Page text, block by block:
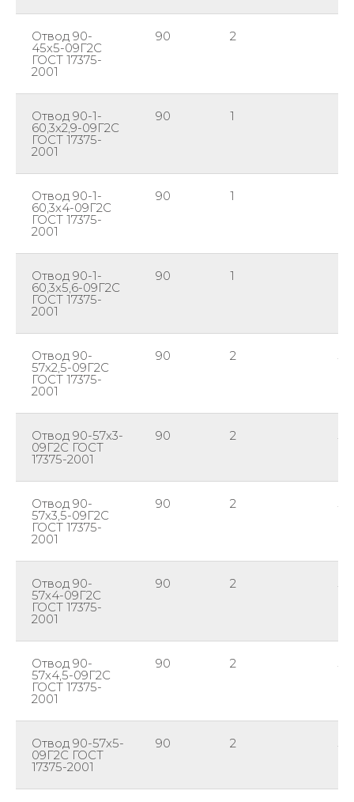
Отвод 90-
45х5-09Г2С
ГОСТ 17375-
2001
90 2
Отвод 90-1-
60,3х2,9-09Г2С
ГОСТ 17375-
2001
90 1
Отвод 90-1-
60,3х4-09Г2С
ГОСТ 17375-
2001
90 1
Отвод 90-1-
60,3х5,6-09Г2С
ГОСТ 17375-
2001
90 1
Отвод 90-
57х2,5-09Г2С
ГОСТ 17375-
2001
90 2 57
Отвод 90-57х3-
09Г2С ГОСТ
17375-2001
90 2 57
Отвод 90-
57х3,5-09Г2С
ГОСТ 17375-
2001
90 2 57
Отвод 90-
57х4-09Г2С
ГОСТ 17375-
2001
90 2 57
Отвод 90-
57х4,5-09Г2С
ГОСТ 17375-
2001
90 2 57
Отвод 90-57х5-
09Г2С ГОСТ
17375-2001
90 2 57